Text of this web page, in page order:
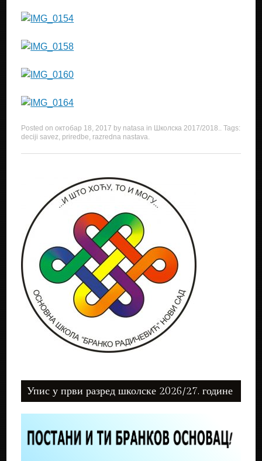
Posted onоктобар 18, 2017 by natasa in Школска 2017/2018.. Tags:
deciji savez, priredbe, razredna nastava.
Упис у први разред школске 2026/27. године